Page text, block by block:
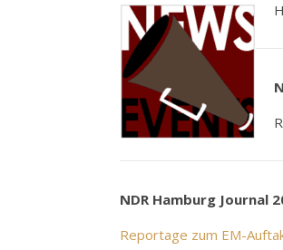
NDR Hamburg Journal
Reportage zum EM-